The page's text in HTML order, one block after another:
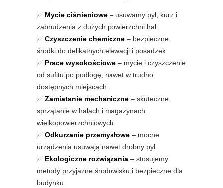
✅ Mycie ciśnieniowe – usuwamy pył, kurz i
zabrudzenia z dużych powierzchni hal.
✅ Czyszczenie chemiczne – bezpieczne
środki do delikatnych elewacji i posadzek.
✅ Prace wysokościowe – mycie i czyszczenie
od sufitu po podłogę, nawet w trudno
dostępnych miejscach.
✅ Zamiatanie mechaniczne – skuteczne
sprzątanie w halach i magazynach
wielkopowierzchniowych.
✅ Odkurzanie przemysłowe – mocne
urządzenia usuwają nawet drobny pył.
✅ Ekologiczne rozwiązania – stosujemy
metody przyjazne środowisku i bezpieczne dla
budynku.